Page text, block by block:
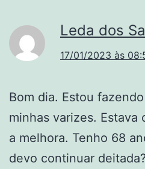
Leda dos
17/01/2023 às
Bom dia. Estou
minhas varizes. Estava
a melhora. Tenho 68
devo continuar